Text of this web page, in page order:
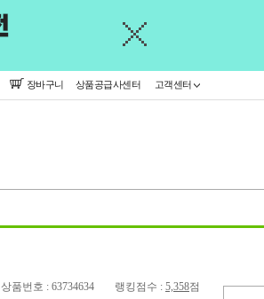
장바구니 상품공급사센터 고객센터
상품번호 : 63734634 랭킹점수 : 5,358점